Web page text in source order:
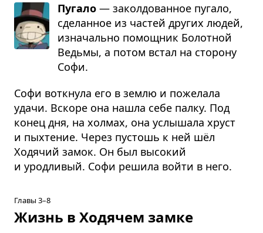
Пугало — закол­до­ван­ное пугало,
сде­лан­ное из частей дру­гих людей,
изна­чально помощ­ник Болот­ной
Ведьмы, а потом встал на сто­рону
Софи.
Софи воткнула его в землю и пожелала
удачи. Вскоре она нашла себе палку. Под
конец дня, на холмах, она услышала хруст
и пыхтение. Через пустошь к ней шёл
Ходячий замок. Он был высокий
и уродливый. Софи решила войти в него.
Главы 3–8
Жизнь в Ходячем замке